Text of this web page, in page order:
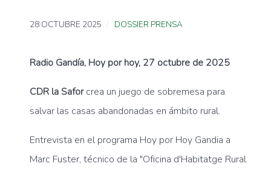
28 OCTUBRE 2025 DOSSIER PRENSA
Radio Gandía, Hoy por hoy, 27 octubre de 2025
CDR la Saforcrea un juego de sobremesa para
salvar las casas abandonadas en ámbito rural.
Entrevista en el programa Hoy por Hoy Gandia a
Marc Fuster, técnico de la "Oficina d'Habitatge Rural